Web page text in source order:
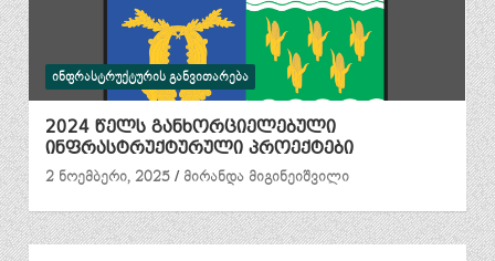
ᲘᲜᲤᲠᲐᲡᲢᲠᲣᲥᲢᲣᲠᲘᲡ ᲒᲐᲜᲕᲘᲗᲐᲠᲔᲑᲐ
2024 წელს განხორციელებული
ინფრასტრუქტურული პროექტები
2 ნოემბერი, 2025
მირანდა მიგინეიშვილი